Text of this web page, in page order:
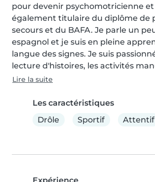
pour devenir psychomotricienne et
également titulaire du diplôme de
secours et du BAFA. Je parle un
espagnol et je suis en pleine
langue des signes. Je suis
lecture d'histoires, les activités
Lire la suite
Les caractéristiques
Drôle
Sportif Attentif